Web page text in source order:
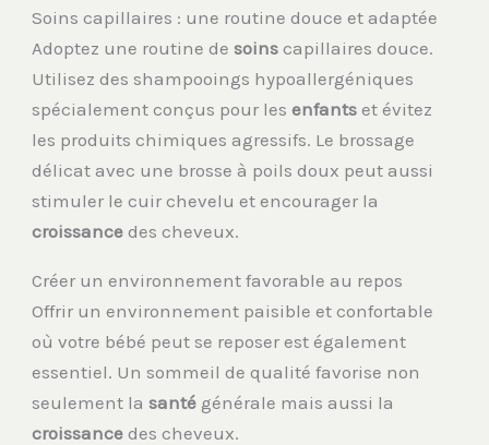
Soins capillaires : une routine douce et adaptée
Adoptez une routine de soins capillaires douce.
Utilisez des shampooings hypoallergéniques
spécialement conçus pour lesenfants et évitez
les produits chimiques agressifs. Le brossage
délicat avec une brosse à poils doux peut aussi
stimuler le cuir chevelu et encourager la
croissance des cheveux.
Créer un environnement favorable au repos
Offrir un environnement paisible et confortable
où votre bébé peut se reposer est également
essentiel. Un sommeil de qualité favorise non
seulement la santé générale mais aussi la
croissance des cheveux.